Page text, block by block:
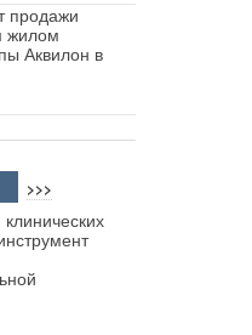
продажи
жилом
Аквилон в
>>>